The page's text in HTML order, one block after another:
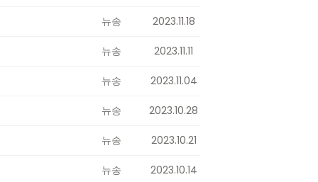
뉴송 2023.11.18
뉴송 2023.11.11
뉴송 2023.11.04
뉴송 2023.10.28
뉴송 2023.10.21
뉴송 2023.10.14